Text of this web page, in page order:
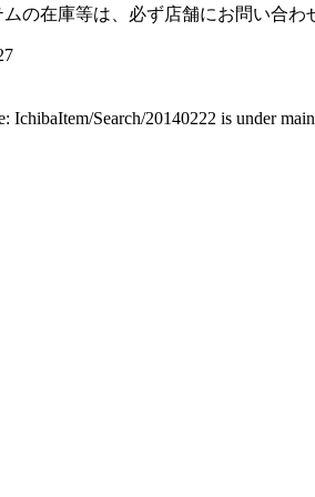
の在庫等は、必ず店舗にお問い合わ
IchibaItem/Search/20140222 is under